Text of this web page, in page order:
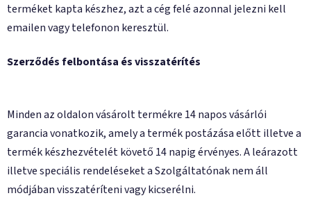
terméket kapta készhez, azt a cég felé azonnal jelezni kell
emailen vagy telefonon keresztül.
Szerződés felbontása és visszatérítés
Minden az oldalon vásárolt termékre 14 napos vásárlói
garancia vonatkozik, amely a termék postázása előtt illetve a
termék készhezvételét követő 14 napig érvényes. A leárazott
illetve speciális rendeléseket a Szolgáltatónak nem áll
módjában visszatéríteni vagy kicserélni.